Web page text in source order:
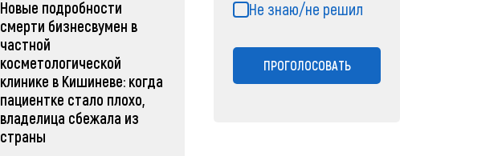
Новые подробности
смерти бизнесвумен в
частной
косметологической
клинике в Кишиневе: когда
пациентке стало плохо,
владелица сбежала из
страны
Не знаю/не решил
ПРОГОЛОСОВАТЬ